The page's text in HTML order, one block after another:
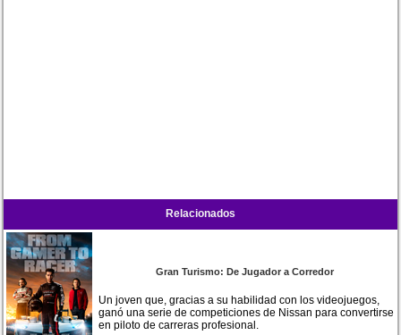
Relacionados
Gran Turismo: De Jugador a Corredor
Un joven que, gracias a su habilidad con los videojuegos,
ganó una serie de competiciones de Nissan para convertirse
en piloto de carreras profesional.